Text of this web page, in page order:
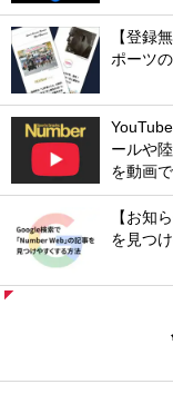
【登録
ポーツ
ールや
を動画で
【お知
を見つ